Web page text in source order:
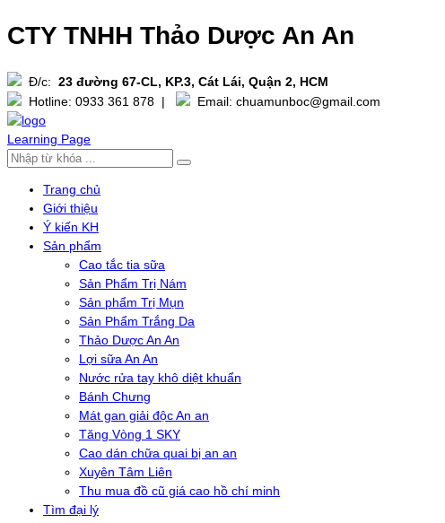
CTY TNHH Thảo Dược An An
Đ/c: 23 đường 67-CL, KP.3, Cát Lái, Quận 2, HCM
Hotline: 0933 361 878 | Email: chuamunboc@gmail.com
Learning Page
Trang chủ
Giới thiệu
Ý kiến KH
Sản phẩm
Cao tắc tia sữa
Sản Phẩm Trị Nám
Sản phẩm Trị Mụn
Sản Phẩm Trắng Da
Thảo Dược An An
Lợi sữa An An
Nước rửa tay khô diệt khuẩn
Bánh Chưng
Mát gan giải độc An an
Tăng Vòng 1 SKY
Cao dán chữa quai bị an an
Xuyên Tâm Liên
Thu mua đồ cũ giá cao hồ chí minh
Tìm đại lý